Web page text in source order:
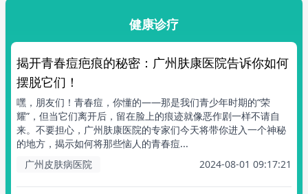
健康诊疗
揭开青春痘疤痕的秘密：广州肤康医院告诉你如何
摆脱它们！
嘿，朋友们！青春痘，你懂的——那是我们青少年时期的“荣
耀”，但当它们离开后，留在脸上的痕迹就像恶作剧一样不请自
来。不要担心，广州肤康医院的专家们今天将带你进入一个神秘
的地方，揭示如何将那些恼人的青春痘...
广州皮肤病医院
2024-08-01 09:17:21